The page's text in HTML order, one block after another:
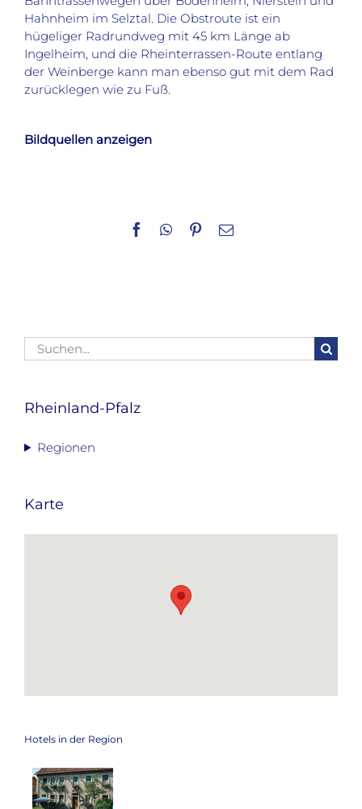
Hahnheim im Selztal. Die Obstroute ist ein
hügeliger Radrundweg mit 45 km Länge ab
Ingelheim, und die Rheinterrassen-Route entlang
der Weinberge kann man ebenso gut mit dem Rad
zurücklegen wie zu Fuß.
Bildquellen anzeigen
Facebook
WhatsApp
Pinterest
E-
Suche
nach:
Rheinland-Pfalz
Regionen
Karte
Hotels in der Region